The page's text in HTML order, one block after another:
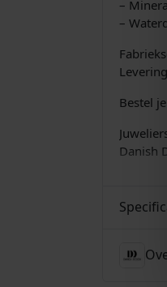
–
–
Bestel
Danish